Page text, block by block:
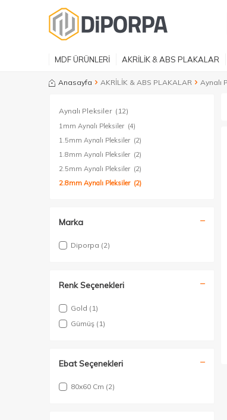
MDF ÜRÜNLERİ AKRİLİK & ABS PLAKALAR
Anasayfa AKRİLİK & ABS PLAKALAR Aynalı
Aynalı Pleksiler (12)
1mm Aynalı Pleksiler (4)
1.5mm Aynalı Pleksiler (2)
1.8mm Aynalı Pleksiler (2)
2.5mm Aynalı Pleksiler (2)
2.8mm Aynalı Pleksiler (2)
Marka
Diporpa (2)
Renk Seçenekleri
Gold (1)
Gümüş (1)
Ebat Seçenekleri
80x60 Cm (2)